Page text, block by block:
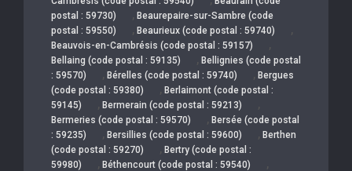
postal : 59730)
, Beaurepaire-sur-Sambre (code
postal : 59550)
, Beaurieux (code postal : 59740) ,
Beauvois-en-Cambrésis (code postal : 59157) ,
Bellaing (code postal : 59135) , Bellignies (code postal
: 59570)
, Bérelles (code postal : 59740) , Bergues
(code postal : 59380)
, Berlaimont (code postal :
59145)
, Bermerain (code postal : 59213) ,
Bermeries (code postal : 59570) , Bersée (code postal
: 59235)
, Bersillies (code postal : 59600) , Berthen
(code postal : 59270)
, Bertry (code postal :
59980)
, Béthencourt (code postal : 59540) ,